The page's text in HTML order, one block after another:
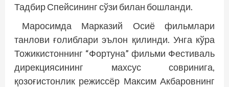
Тадбир Спейсининг сўзи билан бошланди.
Маросимда Марказий Осиё фильмлари
танлови ғолиблари эълон қилинди. Унга кўра
Тожикистоннинг “Фортуна” фильми Фестиваль
дирекциясининг махсус совринига,
қозоғистонлик режиссёр Максим Акбаровнинг